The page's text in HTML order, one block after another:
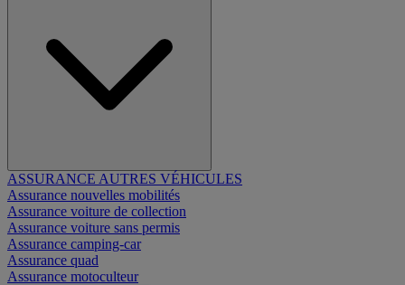
ASSURANCE AUTRES VÉHICULES
Assurance nouvelles mobilités
Assurance voiture de collection
Assurance voiture sans permis
Assurance camping-car
Assurance quad
Assurance motoculteur